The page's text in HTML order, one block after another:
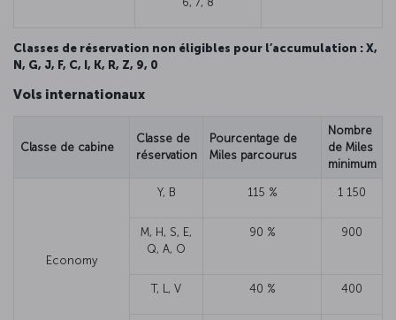
Classes de réservation non éligibles pour l’accumulation : X,
N, G, J, F, C, I, K, R, Z, 9, 0
Vols internationaux
Classe de cabine
Classe de
réservation
Pourcentage de
Miles parcourus
Nombre
de Miles
minimum
Economy
Y, B 115 % 1 150
M, H, S, E,
Q, A, O
90 % 900
T, L, V 40 % 400